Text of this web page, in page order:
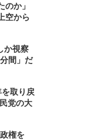
か」
空から
か視察
間」だ
取り戻
党の大
権を